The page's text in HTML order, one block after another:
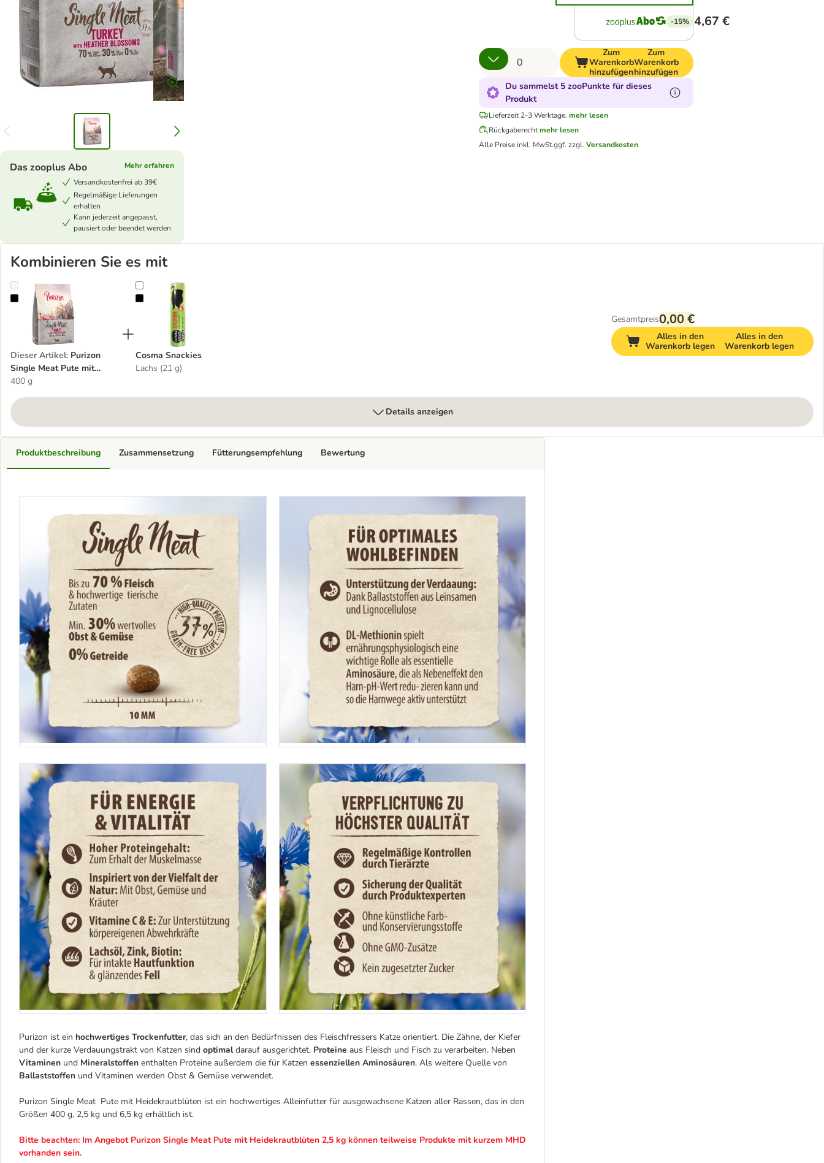
Das zooplus Abo
Mehr erfahren
Versandkostenfrei ab 39€
Regelmäßige Lieferungen
erhalten
Kann jederzeit angepasst,
pausiert oder beendet werden
-15% 4,67 €
Zum
Warenkorb
hinzufügen
Zum
Warenkorb
hinzufügen
Du sammelst 5 zooPunkte für dieses
Produkt
Lieferzeit 2-3 Werktage. mehr lesen
Rückgaberecht mehr lesen
Alle Preise inkl. MwSt.ggf. zzgl. Versandkosten
Kombinieren Sie es mit
Purizon Single Meat Pute mit Heidekrautblüten
Dieser Artikel: Purizon
Single Meat Pute mit
Heidekrautblüten
400 g
Cosma Snackies
Cosma Snackies
Lachs (21 g)
Gesamtpreis0,00 €
Alles in den
Warenkorb legen
Alles in den
Warenkorb legen
Details anzeigen
Produktbeschreibung
Purizon ist ein hochwertiges Trockenfutter, das sich an den Bedürfnissen des Fleischfressers Katze orientiert. Die Zähne, der Kiefer
und der kurze Verdauungstrakt von Katzen sind optimaldarauf ausgerichtet, Proteine aus Fleisch und Fisch zu verarbeiten. Neben
Vitaminen und Mineralstoffen enthalten Proteine außerdem die für Katzen essenziellen Aminosäuren. Als weitere Quelle von
Ballaststoffen und Vitaminen werden Obst & Gemüse verwendet.
Purizon Single Meat Pute mit Heidekrautblüten ist ein hochwertiges Alleinfutter für ausgewachsene Katzen aller Rassen, das in den
Größen 400 g, 2,5 kg und 6,5 kg erhältlich ist.
Bitte beachten: Im Angebot Purizon Single Meat Pute mit Heidekrautblüten 2,5 kg können teilweise Produkte mit kurzem MHD
vorhanden sein.
Zusammensetzung Fütterungsempfehlung Bewertung